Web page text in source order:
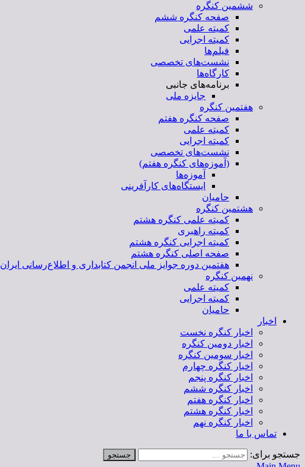
ششمین کنگره
صفحه کنگره ششم
کمیته علمی
کمیته اجرایی
فیلم‌ها
نشست‌های تخصصی
کارگاه‌ها
برنامه‌های جانبی
جایزه ملی
هفتمین کنگره
صفحه کنگره هفتم
کمیته علمی
کمیته اجرایی
نشست‌های تخصصی
(آموزه‌های کنگره هفتم)
آموزه‌ها
ایستگاه‌های کارآفرینی
حامیان
هشتمین کنگره
کمیته علمی کنگره هشتم
کمیته راهبری
کمیته اجرایی کنگره هشتم
صفحه اصلی کنگره هشتم
هفتمین دوره جوایز ملی انجمن کتابداری و اطلاع‌رسانی ایران
نهمین کنگره
کمیته علمی
کمیته اجرایی
حامیان
اخبار
اخبار کنگره نخست
اخبار دومین کنگره
اخبار سومین کنگره
اخبار کنگره چهارم
اخبار کنگره پنجم
اخبار کنگره ششم
اخبار کنگره هفتم
اخبار کنگره هشتم
اخبار کنگره نهم
تماس با ما
جستجو برای: